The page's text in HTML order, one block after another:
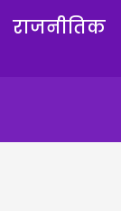
राजनीतिक